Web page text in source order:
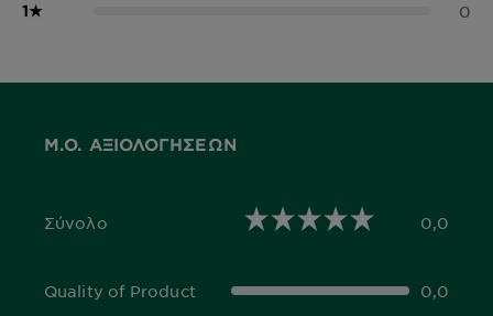
1★ 0
Μ.Ο. ΑΞΙΟΛΟΓΉΣΕΩΝ
Σύνολο
0,0 out of 5 stars 0,0
Quality of Product
0,0 out of 5 stars 0,0